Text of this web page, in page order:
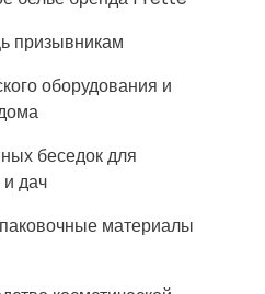
призывникам
оборудования и
беседок для
и дач
материалы